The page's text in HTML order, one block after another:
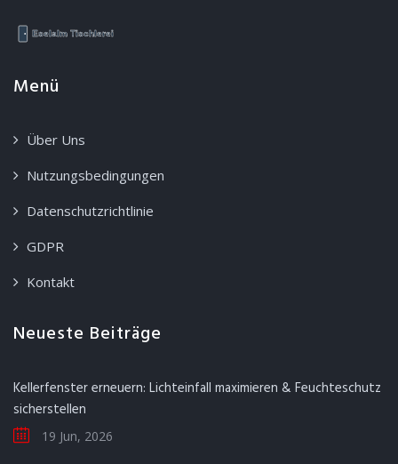
Menü
Über Uns
Nutzungsbedingungen
Datenschutzrichtlinie
GDPR
Kontakt
Neueste Beiträge
Kellerfenster erneuern: Lichteinfall maximieren & Feuchteschutz
sicherstellen
19 Jun, 2026